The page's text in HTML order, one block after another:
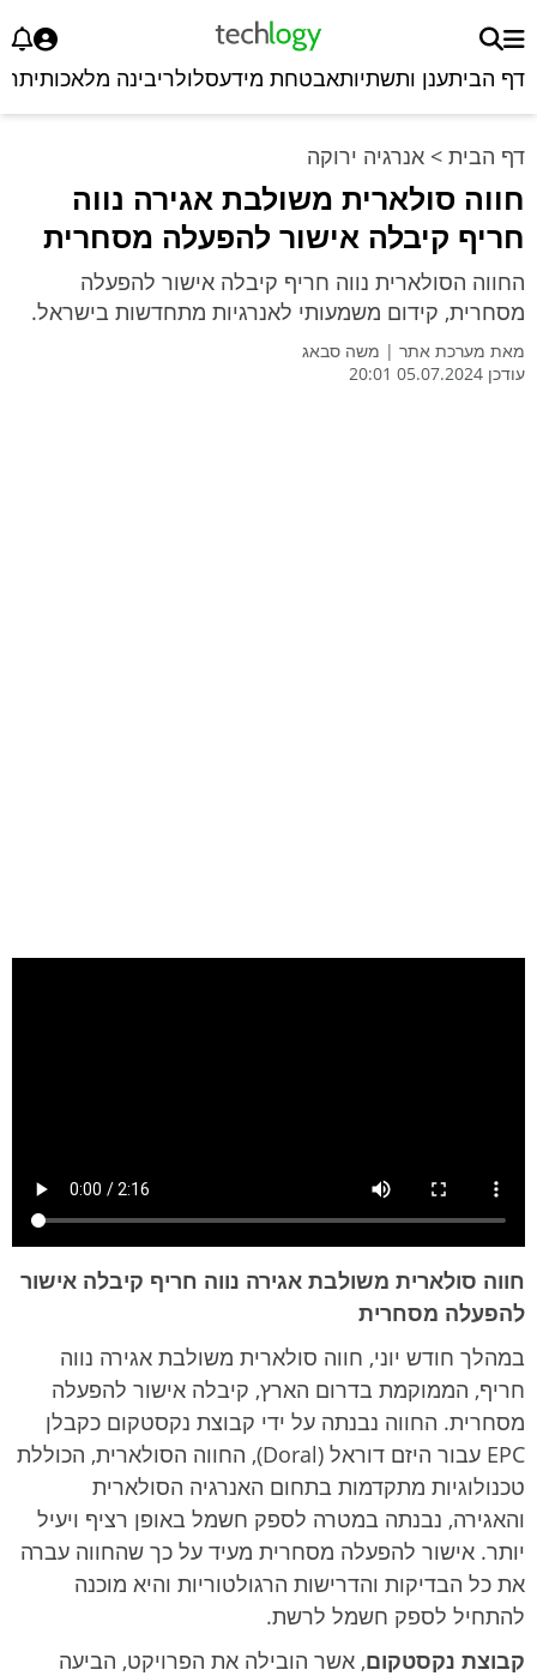
דף הביתענן ותשתיותאבטחת מידעסלולריבינה מלאכותית
דף הבית > אנרגיה ירוקה
חווה סולארית משולבת אגירה נווה
חריף קיבלה אישור להפעלה מסחרית
החווה הסולארית נווה חריף קיבלה אישור להפעלה
מסחרית, קידום משמעותי לאנרגיות מתחדשות בישראל.
מאת מערכת אתר | משה סבאג
עודכן 05.07.2024 20:01
חווה סולארית משולבת אגירה נווה חריף קיבלה אישור
להפעלה מסחרית
במהלך חודש יוני, חווה סולארית משולבת אגירה נווה
חריף, הממוקמת בדרום הארץ, קיבלה אישור להפעלה
מסחרית. החווה נבנתה על ידי קבוצת נקסטקום כקבלן
EPC עבור היזם דוראל (Doral), החווה הסולארית, הכוללת
טכנולוגיות מתקדמות בתחום האנרגיה הסולארית
והאגירה, נבנתה במטרה לספק חשמל באופן רציף ויעיל
יותר. אישור להפעלה מסחרית מעיד על כך שהחווה עברה
את כל הבדיקות והדרישות הרגולטוריות והיא מוכנה
להתחיל לספק חשמל לרשת.
קבוצת נקסטקום, אשר הובילה את הפרויקט, הביעה